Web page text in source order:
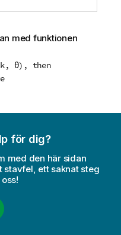
med funktionen
k, θ), then
för dig?
med den här sidan
stavfel, ett saknat steg